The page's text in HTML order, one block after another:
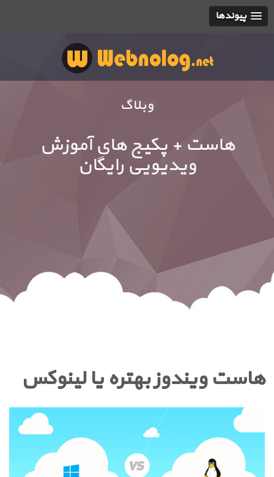
پیوندها
وبلاگ
هاست + پکیج های آموزش
ویدیویی رایگان
هاست ویندوز بهتره یا لینوکس